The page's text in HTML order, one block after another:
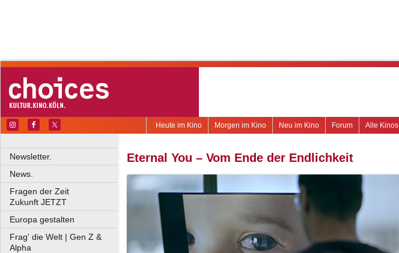
Alle Kinos
Forum
Neu im Kino
Morgen im Kino
Heute im Kino
Newsletter.
News.
Fragen der Zeit
Zukunft JETZT
Europa gestalten
Frag' die Welt | Gen Z &
Alpha
Eternal You – Vom Ende der Endlichkeit